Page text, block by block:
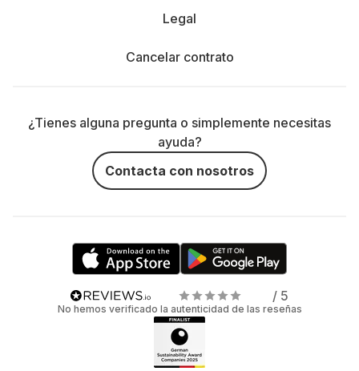
Legal
Cancelar contrato
¿Tienes alguna pregunta o simplemente necesitas
ayuda?
Contacta con nosotros
/ 5
No hemos verificado la autenticidad de las reseñas